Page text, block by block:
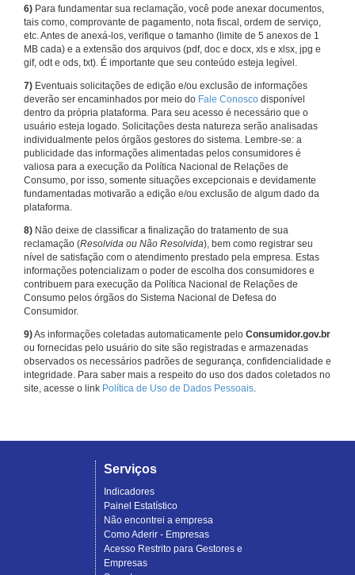
6) Para fundamentar sua reclamação, você pode anexar documentos,
tais como, comprovante de pagamento, nota fiscal, ordem de serviço,
etc. Antes de anexá-los, verifique o tamanho (limite de 5 anexos de 1
MB cada) e a extensão dos arquivos (pdf, doc e docx, xls e xlsx, jpg e
gif, odt e ods, txt). É importante que seu conteúdo esteja legível.
7) Eventuais solicitações de edição e/ou exclusão de informações
deverão ser encaminhados por meio do Fale Conosco disponível
dentro da própria plataforma. Para seu acesso é necessário que o
usuário esteja logado. Solicitações desta natureza serão analisadas
individualmente pelos órgãos gestores do sistema. Lembre-se: a
publicidade das informações alimentadas pelos consumidores é
valiosa para a execução da Política Nacional de Relações de
Consumo, por isso, somente situações excepcionais e devidamente
fundamentadas motivarão a edição e/ou exclusão de algum dado da
plataforma.
8) Não deixe de classificar a finalização do tratamento de sua
reclamação (Resolvida ou Não Resolvida), bem como registrar seu
nível de satisfação com o atendimento prestado pela empresa. Estas
informações potencializam o poder de escolha dos consumidores e
contribuem para execução da Política Nacional de Relações de
Consumo pelos órgãos do Sistema Nacional de Defesa do
Consumidor.
9)As informações coletadas automaticamente pelo Consumidor.gov.br
ou fornecidas pelo usuário do site são registradas e armazenadas
observados os necessários padrões de segurança, confidencialidade e
integridade. Para saber mais a respeito do uso dos dados coletados no
site, acesse o link Política de Uso de Dados Pessoais.
Serviços
Indicadores
Painel Estatístico
Não encontrei a empresa
Como Aderir - Empresas
Acesso Restrito para Gestores e
Empresas